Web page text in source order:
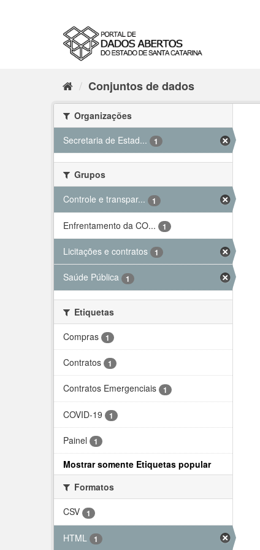
Conjuntos de dados
Organizações
Secretaria de Estad...
1
Grupos
Controle e transpar...
1
Enfrentamento da CO... 1
Licitações e contratos 1
Saúde Pública 1
Etiquetas
Compras
1
Contratos 1
Contratos Emergenciais 1
COVID-19 1
Painel 1
Mostrar somente Etiquetas popular
Formatos
CSV
1
HTML 1